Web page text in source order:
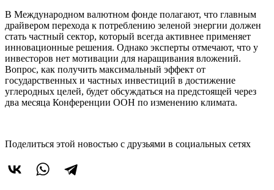
В Международном валютном фонде полагают, что главным
драйвером перехода к потреблению зеленой энергии должен
стать частный сектор, который всегда активнее применяет
инновационные решения. Однако эксперты отмечают, что у
инвесторов нет мотивации для наращивания вложений.
Вопрос, как получить максимальный эффект от
государственных и частных инвестиций в достижение
углеродных целей, будет обсуждаться на предстоящей через
два месяца Конференции ООН по изменению климата.
Поделиться этой новостью с друзьями в социальных сетях